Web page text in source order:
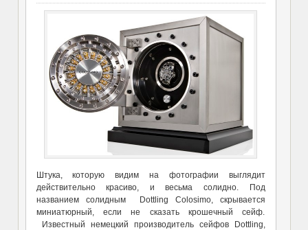
Штука, которую видим на фотографии выглядит
действительно красиво, и весьма солидно. Под
названием солидным Dottling Colosimo, скрывается
миниатюрный, если не сказать крошечный сейф.
Известный немецкий производитель сейфов Dottling,